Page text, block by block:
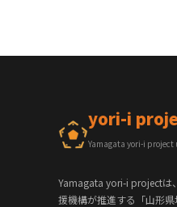
yori-i
Yamagata yori-i
Yamagata yori-i projectは
援機構が推進する「山形県